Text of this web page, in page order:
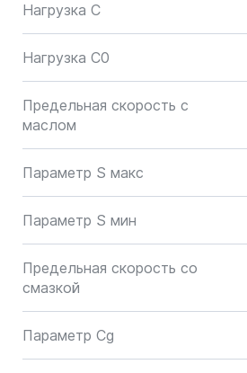
Нагрузка C
Нагрузка C0
Предельная скорость с
маслом
Параметр S макс
Параметр S мин
Предельная скорость со
смазкой
Параметр Cg